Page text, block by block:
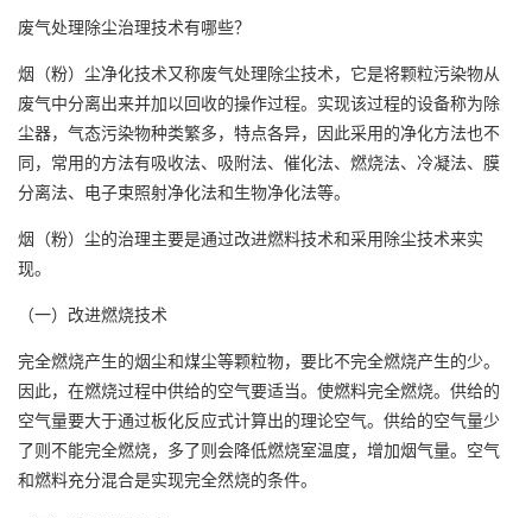
废气处理除尘治理技术有哪些？
烟（粉）尘净化技术又称废气处理除尘技术，它是将颗粒污染物从
废气中分离出来并加以回收的操作过程。实现该过程的设备称为除
尘器，气态污染物种类繁多，特点各异，因此采用的净化方法也不
同，常用的方法有吸收法、吸附法、催化法、燃烧法、冷凝法、膜
分离法、电子束照射净化法和生物净化法等。
烟（粉）尘的治理主要是通过改进燃料技术和采用除尘技术来实
现。
（一）改进燃烧技术
完全燃烧产生的烟尘和煤尘等颗粒物，要比不完全燃烧产生的少。
因此，在燃烧过程中供给的空气要适当。使燃料完全燃烧。供给的
空气量要大于通过板化反应式计算出的理论空气。供给的空气量少
了则不能完全燃烧，多了则会降低燃烧室温度，增加烟气量。空气
和燃料充分混合是实现完全然烧的条件。